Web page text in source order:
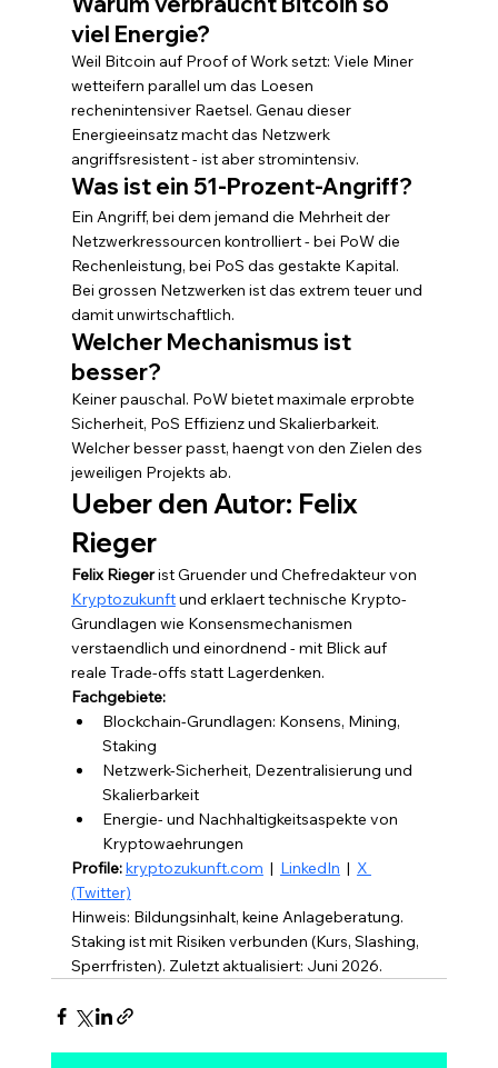
viel Energie?
Weil Bitcoin auf Proof of Work setzt: Viele Miner
wetteifern parallel um das Loesen
rechenintensiver Raetsel. Genau dieser
Energieeinsatz macht das Netzwerk
angriffsresistent - ist aber stromintensiv.
Was ist ein 51-Prozent-Angriff?
Ein Angriff, bei dem jemand die Mehrheit der
Netzwerkressourcen kontrolliert - bei PoW die
Rechenleistung, bei PoS das gestakte Kapital.
Bei grossen Netzwerken ist das extrem teuer und
damit unwirtschaftlich.
Welcher Mechanismus ist
besser?
Keiner pauschal. PoW bietet maximale erprobte
Sicherheit, PoS Effizienz und Skalierbarkeit.
Welcher besser passt, haengt von den Zielen des
jeweiligen Projekts ab.
Ueber den Autor: Felix
Rieger
Felix Rieger ist Gruender und Chefredakteur von
Kryptozukunft und erklaert technische Krypto-
Grundlagen wie Konsensmechanismen
verstaendlich und einordnend - mit Blick auf
reale Trade-offs statt Lagerdenken.
Fachgebiete:
Blockchain-Grundlagen: Konsens, Mining,
Staking
Netzwerk-Sicherheit, Dezentralisierung und
Skalierbarkeit
Energie- und Nachhaltigkeitsaspekte von
Kryptowaehrungen
Profile: kryptozukunft.com
  |
LinkedIn
  |
X
(Twitter)
Hinweis: Bildungsinhalt, keine Anlageberatung.
Staking ist mit Risiken verbunden (Kurs, Slashing,
Sperrfristen). Zuletzt aktualisiert: Juni 2026.